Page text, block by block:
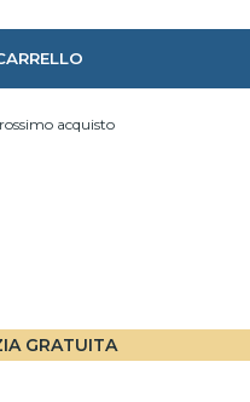
acquisto
GRATUITA